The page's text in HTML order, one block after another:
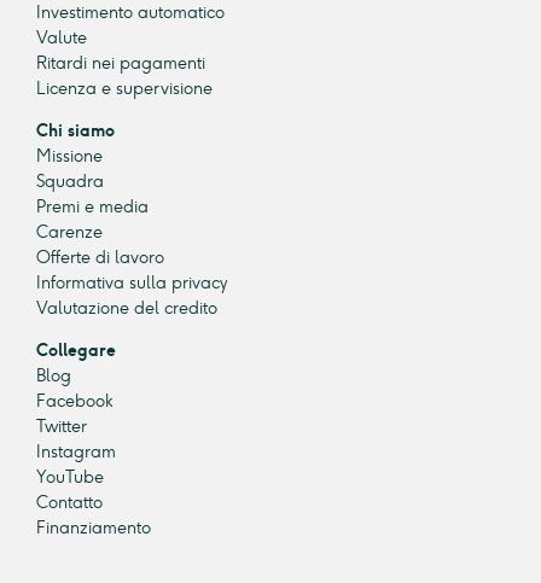
Investimento automatico
Valute
Ritardi nei pagamenti
Licenza e supervisione
Chi siamo
Missione
Squadra
Premi e media
Carenze
Offerte di lavoro
Informativa sulla privacy
Valutazione del credito
Collegare
Blog
Facebook
Twitter
Instagram
YouTube
Contatto
Finanziamento